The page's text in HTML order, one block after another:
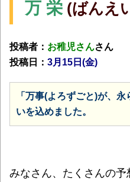
万 栄(ばんえ
投稿者： お稚児さんさん
投稿日： 3月15日(金)
「万事(よろずごと)が、
いを込めました。
みなさん、たくさんの予